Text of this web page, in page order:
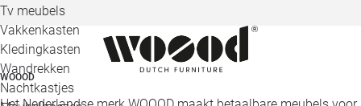
Tv meubels
Vakkenkasten
Kledingkasten
Wandrekken
Nachtkastjes
WOOOD